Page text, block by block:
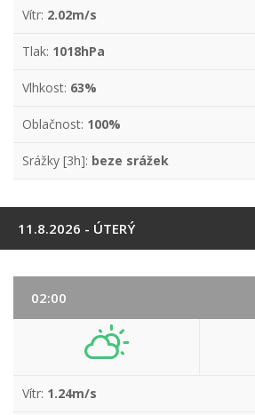
Vítr: 2.02m/s
Tlak: 1018hPa
Vlhkost: 63%
Oblačnost: 100%
Srážky [3h]: beze srážek
11.8.2026 - ÚTERÝ
02:00
Vítr: 1.24m/s